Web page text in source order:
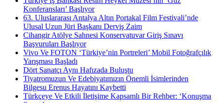
Konferansları’ Başlıyor
63. Uluslararası Antalya Altın Portakal Film Festivali’nde
Ulusal Uzun Jüri Başkanı Derviş Zaim
Cihangir Atölye Sahnesi Konservatuvar Giriş Sınavı
Başvuruları Başlıyor
Vivo Ve FOTON ‘Türkiye’nin Portreleri’ Mobil Fotoğrafçılık
Yarışması Başladı
Dört Sanatçı Aynı Hafızada Buluştu
Tiyatromuzun Ve Edebiyatımızın Önemli İsimlerinden
Bilgesu Erenus Hayatını Kaybetti
Türkçeye Ve Etkili İletişime Kapsamlı Bir Rehber: ‘Konuşma